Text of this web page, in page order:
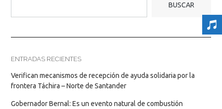
BUSCAR
ENTRADAS RECIENTES
Verifican mecanismos de recepción de ayuda solidaria por la
frontera Táchira – Norte de Santander
Gobernador Bernal: Es un evento natural de combustión